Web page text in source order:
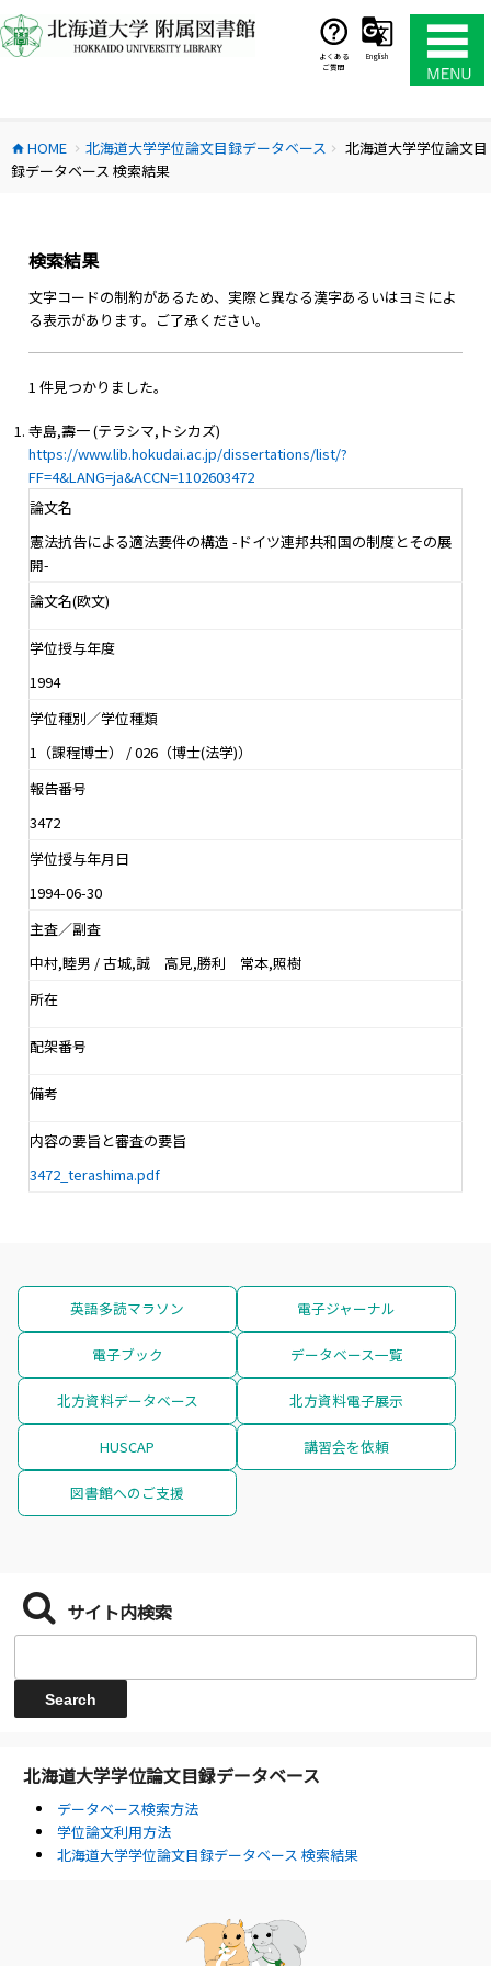
ン
テ
ス
キ
よくある
ご質問
English
home HOME chevron_right 北海道大学学位論文目録データベース chevron_right
北海道大学学位論文目
録データベース 検索結果
検索結果
文字コードの制約があるため、実際と異なる漢字あるいはヨミによ
る表示があります。ご了承ください。
1 件見つかりました。
寺島,壽一 (テラシマ,トシカズ)
https://www.lib.hokudai.ac.jp/dissertations/list/?
FF=4&LANG=ja&ACCN=1102603472
論文名
憲法抗告による適法要件の構造 -ドイツ連邦共和国の制度とその展
開-
論文名(欧文)
学位授与年度
1994
学位種別／学位種類
1（課程博士） / 026（博士(法学)）
報告番号
3472
学位授与年月日
1994-06-30
主査／副査
中村,睦男 / 古城,誠 高見,勝利 常本,照樹
所在
配架番号
備考
内容の要旨と審査の要旨
3472_terashima.pdf
英語多読マラソン 電子ジャーナル
電子ブック データベース一覧
北方資料データベース 北方資料電子展示
HUSCAP 講習会を依頼
図書館へのご支援
サイト内検索
北海道大学学位論文目録データベース
データベース検索方法
学位論文利用方法
北海道大学学位論文目録データベース 検索結果